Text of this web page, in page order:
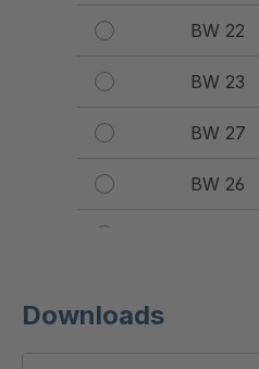
BW 22
BW 23
BW 27
BW 26
Downloads